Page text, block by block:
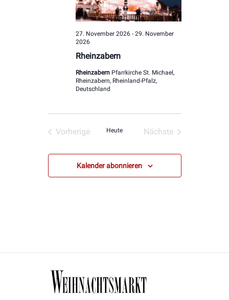
Rheinzabern
27. November 2026- 29. November
2026
Rheinzabern Pfarrkirche St. Michael,
Rheinzabern, Rheinland-Pfalz,
Deutschland
Vorherige
Heute
Nächste
Kalender abonnieren